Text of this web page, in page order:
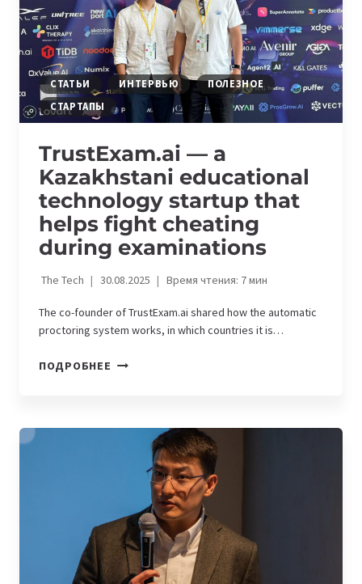
СТРОИТ
ПРОДУКТ
МИРОВОГО
УРОВНЯ
СТАТЬИ ИНТЕРВЬЮ
ПОЛЕЗНОЕ
СТАРТАПЫ
TrustExam.ai — a
Kazakhstani educational
technology startup that
helps fight cheating
during examinations
The Tech 30.08.2025 Время чтения: 7мин
The co-founder of TrustExam.ai shared how the automatic
proctoring system works, in which countries it is…
ПОДРОБНЕЕ TRUSTEXAM.AI
EDUCATIONAL
TECHNOLOGY
STARTUP
HELPS
FIGHT
CHEATING
DURING